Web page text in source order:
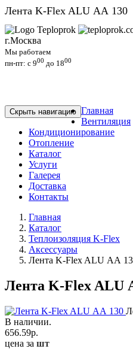
Лента K-Flex ALU АА 130
г.Москва
Мы работаем
пн-пт: c 900 до 1800
Скрыть навигацию Главная
Вентиляция
Кондиционирование
Отопление
Каталог
Услуги
Галерея
Доставка
Контакты
Главная
Каталог
Теплоизоляция K-Flex
Аксессуары
Лента K-Flex ALU АА
Лента K-Flex ALU
В наличии.
656.59р.
цена за шт